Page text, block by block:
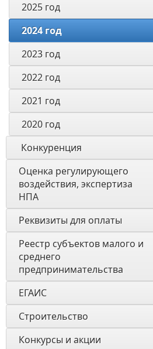
2025 год
2024 год
2023 год
2022 год
2021 год
2020 год
Конкуренция
Оценка регулирующего
воздействия, экспертиза
НПА
Реквизиты для оплаты
Реестр субъектов малого и
среднего
предпринимательства
ЕГАИС
Строительство
Конкурсы и акции